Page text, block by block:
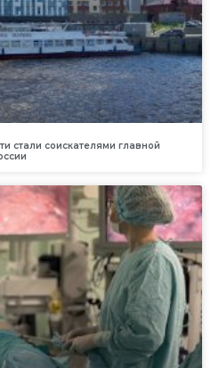
стали соискателями главной